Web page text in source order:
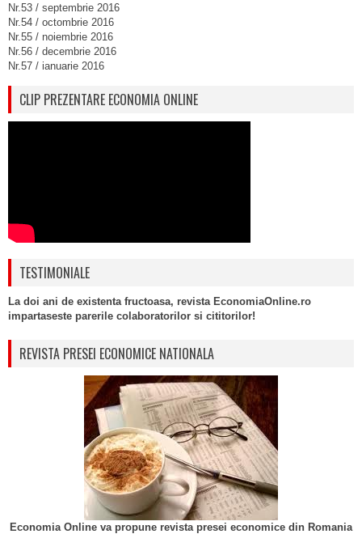
Nr.53 / septembrie 2016
Nr.54 / octombrie 2016
Nr.55 / noiembrie 2016
Nr.56 / decembrie 2016
Nr.57 / ianuarie 2016
CLIP PREZENTARE ECONOMIA ONLINE
TESTIMONIALE
La doi ani de existenta fructoasa, revista EconomiaOnline.ro
impartaseste parerile colaboratorilor si cititorilor!
REVISTA PRESEI ECONOMICE NATIONALA
Economia Online va propune revista presei economice din Romania